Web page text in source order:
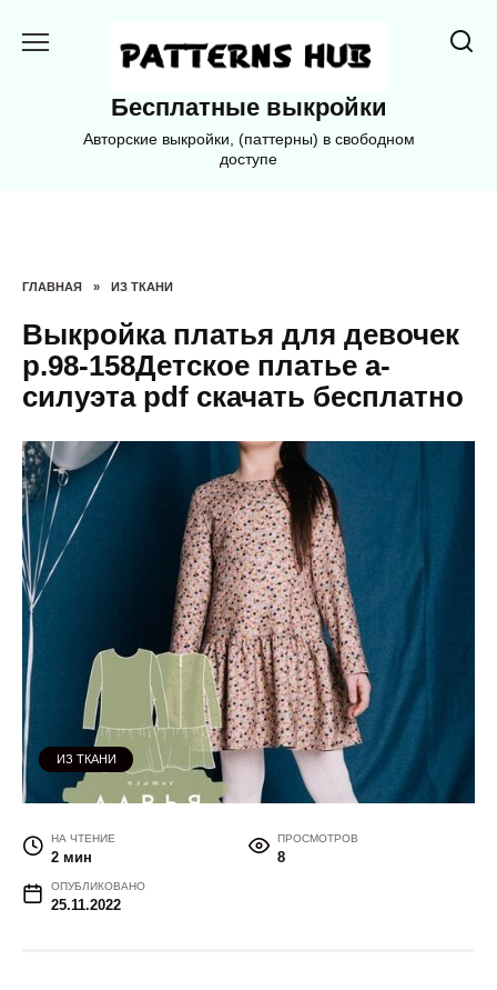
Бесплатные выкройки
Авторские выкройки, (паттерны) в свободном
доступе
ГЛАВНАЯ » ИЗ ТКАНИ
Выкройка платья для девочек
р.98-158Детское платье а-
силуэта pdf скачать бесплатно
ИЗ ТКАНИ
НА ЧТЕНИЕ
2 мин
ПРОСМОТРОВ
8
ОПУБЛИКОВАНО
25.11.2022